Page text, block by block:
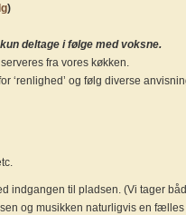
)
deltage i følge med voksne.
fra vores køkken.
‘renlighed’ og følg diverse
indgangen til pladsen. (Vi tager
og musikken naturligvis en